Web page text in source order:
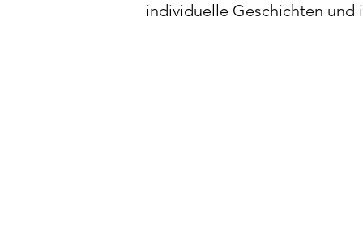
individuelle Geschichten und